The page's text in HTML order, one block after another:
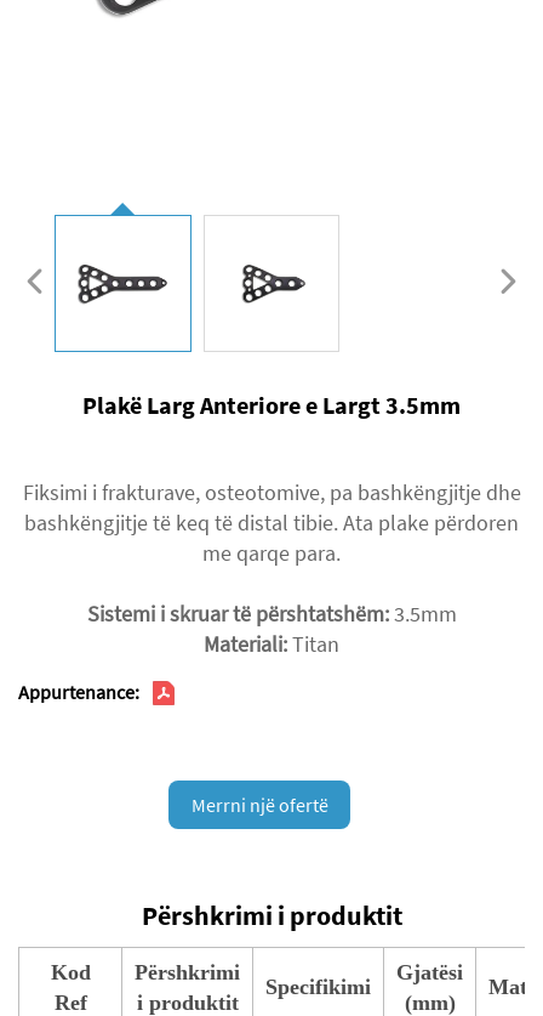
Plakë Larg Anteriore e Largt 3.5mm
Fiksimi i frakturave, osteotomive, pa bashkëngjitje dhe
bashkëngjitje të keq të distal tibie. Ata plake përdoren
me qarqe para.
Sistemi i skruar të përshtatshëm:3.5mm
Materiali:Titan
Appurtenance:
Merrni një ofertë
Përshkrimi i produktit
Kod
Ref
Përshkrimi
i produktit
Specifikimi
Gjatësi
(mm)